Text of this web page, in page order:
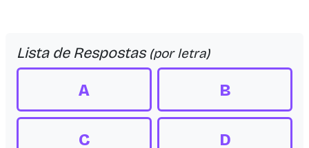
Lista de Respostas (por letra)
A B
C D